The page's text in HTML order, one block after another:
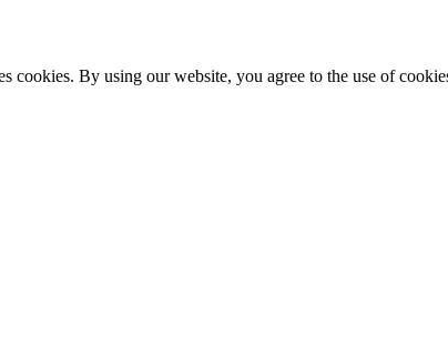
cookies. By using our website, you agree to the use of